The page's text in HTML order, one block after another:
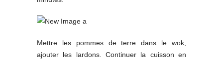
Mettre les pommes de terre dans le wok,
ajouter les lardons. Continuer la cuisson en